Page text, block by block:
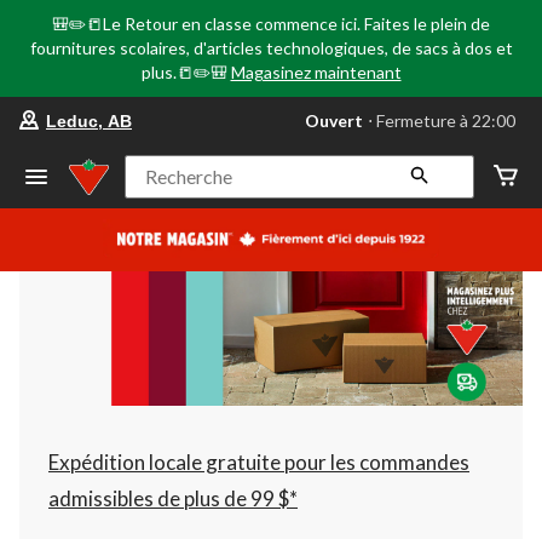
🎒✏️📒Le Retour en classe commence ici. Faites le plein de
fournitures scolaires, d'articles technologiques, de sacs à dos et
plus.📒✏️🎒 Magasinez maintenant
votre
préféré
Leduc,
AB,
courament
Fermeture
à
22:00
cliquer
pour
changer
Leduc, AB Ouvert ⋅ Fermeture à 22:00
Recherche
Expédition locale gratuite pour les commandes
admissibles de plus de 99 $*